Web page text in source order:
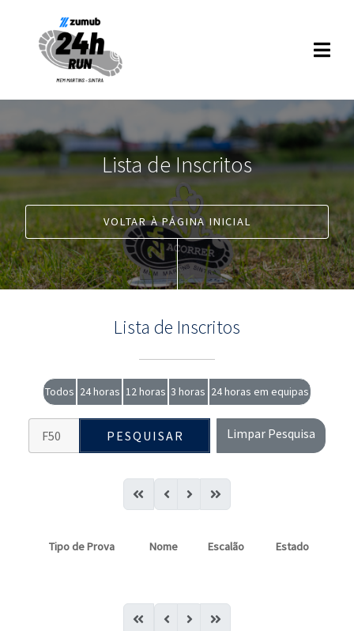
Lista de Inscritos
VOLTAR À PÁGINA INICIAL
Lista de Inscritos
Todos 24 horas 12 horas 3 horas 24 horas em equipas
PESQUISAR Limpar Pesquisa
Tipo de Prova Nome Escalão Estado